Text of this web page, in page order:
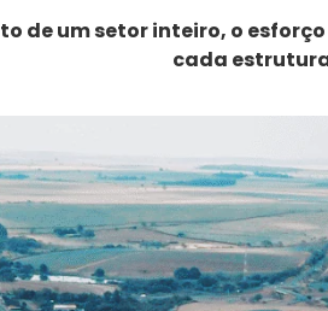
de um setor inteiro, o
cada